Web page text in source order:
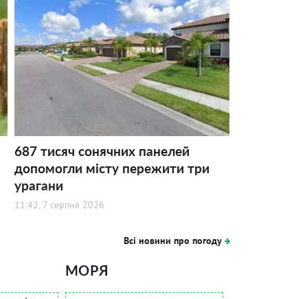
687 тисяч сонячних панелей
допомогли місту пережити три
урагани
11:42, 7 серпня 2026
Всі новини про погоду
МОРЯ